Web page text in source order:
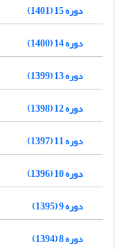
دوره 15 (1401)
دوره 14 (1400)
دوره 13 (1399)
دوره 12 (1398)
دوره 11 (1397)
دوره 10 (1396)
دوره 9 (1395)
دوره 8 (1394)